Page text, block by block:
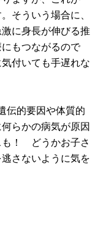
そういう場合に、
に身長が伸びる推
もつながるので
付いても手遅れな
伝的要因や体質的
らかの病気が原因
も！ どうかお子さ
さないように気を